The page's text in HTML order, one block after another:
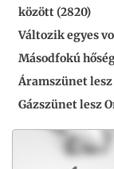
között (2820)
Változik egyes
Másodfokú
Áramszünet
Gázszünet lesz